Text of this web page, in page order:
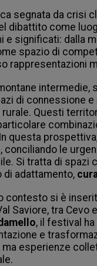
segnata da crisi
dibattito come
e significati: dalla
spazio di
rappresentazioni
di connessione
rurale. Questi
questa
, conciliando le
Si tratta di spazi
di adattamento,
contesto si è
Saviore, tra Cevo
, il festival
e
ma esperienze